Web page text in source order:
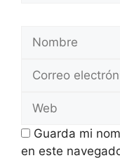
Nombre
Correo
Web
Guarda mi
en este